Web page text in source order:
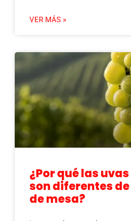
VER MÁS »
¿Por qué las
son diferentes
de mesa?